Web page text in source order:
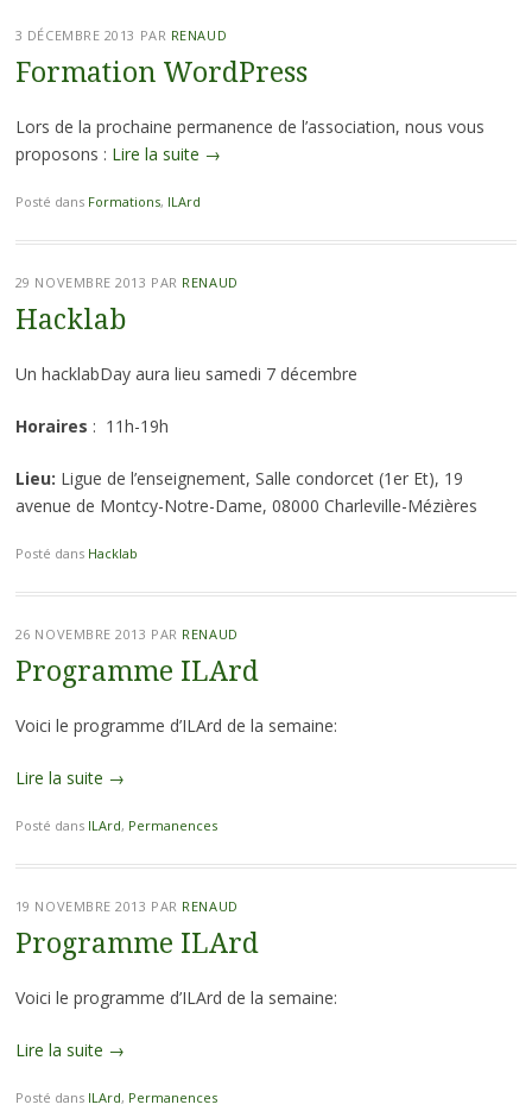
3 DÉCEMBRE 2013 PAR RENAUD
Formation WordPress
Lors de la prochaine permanence de l’association, nous vous
proposons : Lire la suite →
Posté dans Formations, ILArd
29 NOVEMBRE 2013 PAR RENAUD
Hacklab
Un hacklabDay aura lieu samedi 7 décembre
Horaires : 11h-19h
Lieu: Ligue de l’enseignement, Salle condorcet (1er Et), 19
avenue de Montcy-Notre-Dame, 08000 Charleville-Mézières
Posté dans Hacklab
26 NOVEMBRE 2013 PAR RENAUD
Programme ILArd
Voici le programme d’ILArd de la semaine:
Lire la suite →
Posté dans ILArd, Permanences
19 NOVEMBRE 2013 PAR RENAUD
Programme ILArd
Voici le programme d’ILArd de la semaine:
Lire la suite →
Posté dans ILArd, Permanences